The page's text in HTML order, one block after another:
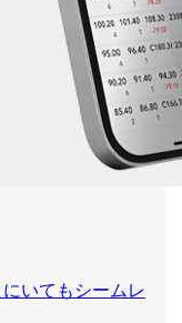
いてもシームレ